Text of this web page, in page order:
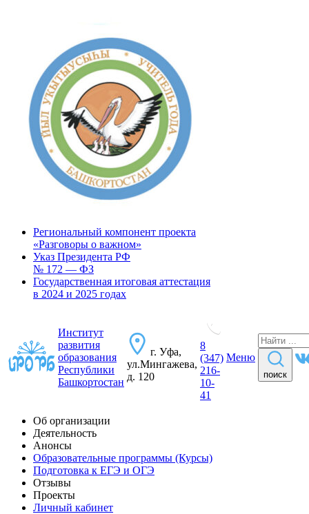
Региональный компонент проекта
«Разговоры о важном»
Указ Президента РФ
№ 172 — ФЗ
Государственная итоговая аттестация
в 2024 и 2025 годах
Институт
развития
образования
Республики
Башкортостан
г. Уфа,
ул.Мингажева,
д. 120
8
(347)
216-
10-
41
Меню
поиск
Об организации
Деятельность
Анонсы
Образовательные программы (Курсы)
Подготовка к ЕГЭ и ОГЭ
Отзывы
Проекты
Личный кабинет